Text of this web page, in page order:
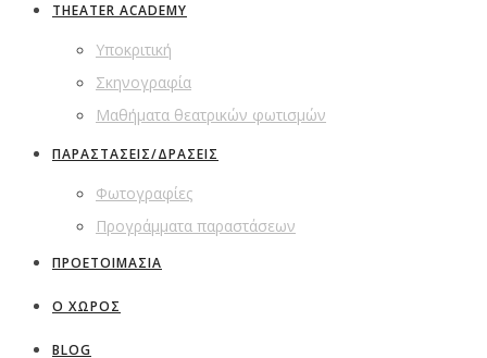
THEATER ACADEMY
Υποκριτική
Σκηνογραφία
Μαθήματα θεατρικών φωτισμών
ΠΑΡΑΣΤΑΣΕΙΣ/ΔΡΑΣΕΙΣ
Φωτογραφίες
Προγράμματα παραστάσεων
ΠΡΟΕΤΟΙΜΑΣΙΑ
Ο ΧΩΡΟΣ
BLOG